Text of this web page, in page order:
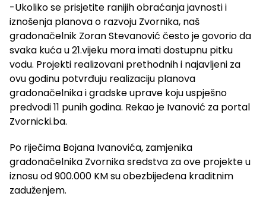
-Ukoliko se prisjetite ranijih obraćanja javnosti i
iznošenja planova o razvoju Zvornika, naš
gradonačelnik Zoran Stevanović često je govorio da
svaka kuća u 21.vijeku mora imati dostupnu pitku
vodu. Projekti realizovani prethodnih i najavljeni za
ovu godinu potvrđuju realizaciju planova
gradonačelnika i gradske uprave koju uspješno
predvodi 11 punih godina. Rekao je Ivanović za portal
Zvornicki.ba.
Po riječima Bojana Ivanovića, zamjenika
gradonačelnika Zvornika sredstva za ove projekte u
iznosu od 900.000 KM su obezbijeđena kraditnim
zaduženjem.